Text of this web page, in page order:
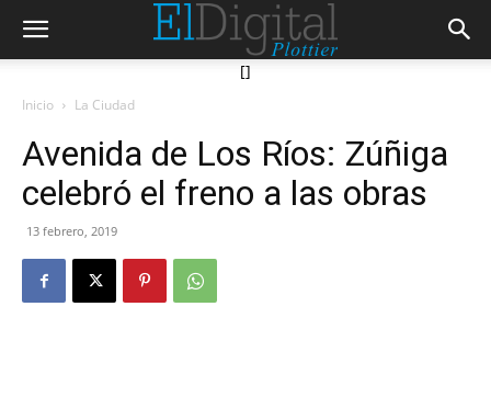
[]
Inicio La Ciudad
Avenida de Los Ríos: Zúñiga
celebró el freno a las obras
13 febrero, 2019